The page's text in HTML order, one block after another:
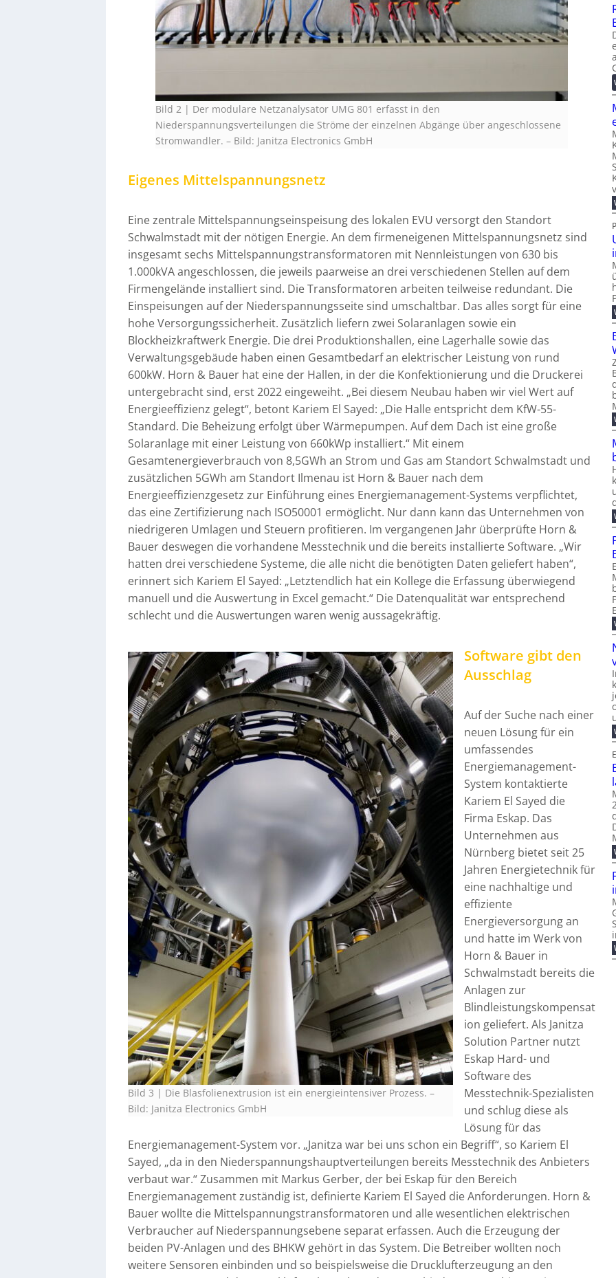
Bild 2 | Der modulare Netzanalysator UMG 801 erfasst in den
Niederspannungsverteilungen die Ströme der einzelnen Abgänge über angeschlossene
Stromwandler. – Bild: Janitza Electronics GmbH
Eigenes Mittelspannungsnetz
Eine zentrale Mittelspannungseinspeisung des lokalen EVU versorgt den Standort
Schwalmstadt mit der nötigen Energie. An dem firmeneigenen Mittelspannungsnetz sind
insgesamt sechs Mittelspannungstransformatoren mit Nennleistungen von 630 bis
1.000kVA angeschlossen, die jeweils paarweise an drei verschiedenen Stellen auf dem
Firmengelände installiert sind. Die Transformatoren arbeiten teilweise redundant. Die
Einspeisungen auf der Niederspannungsseite sind umschaltbar. Das alles sorgt für eine
hohe Versorgungssicherheit. Zusätzlich liefern zwei Solaranlagen sowie ein
Blockheizkraftwerk Energie. Die drei Produktionshallen, eine Lagerhalle sowie das
Verwaltungsgebäude haben einen Gesamtbedarf an elektrischer Leistung von rund
600kW. Horn & Bauer hat eine der Hallen, in der die Konfektionierung und die Druckerei
untergebracht sind, erst 2022 eingeweiht. „Bei diesem Neubau haben wir viel Wert auf
Energieeffizienz gelegt“, betont Kariem El Sayed: „Die Halle entspricht dem KfW-55-
Standard. Die Beheizung erfolgt über Wärmepumpen. Auf dem Dach ist eine große
Solaranlage mit einer Leistung von 660kWp installiert.“ Mit einem
Gesamtenergieverbrauch von 8,5GWh an Strom und Gas am Standort Schwalmstadt und
zusätzlichen 5GWh am Standort Ilmenau ist Horn & Bauer nach dem
Energieeffizienzgesetz zur Einführung eines Energiemanagement-Systems verpflichtet,
das eine Zertifizierung nach ISO50001 ermöglicht. Nur dann kann das Unternehmen von
niedrigeren Umlagen und Steuern profitieren. Im vergangenen Jahr überprüfte Horn &
Bauer deswegen die vorhandene Messtechnik und die bereits installierte Software. „Wir
hatten drei verschiedene Systeme, die alle nicht die benötigten Daten geliefert haben“,
erinnert sich Kariem El Sayed: „Letztendlich hat ein Kollege die Erfassung überwiegend
manuell und die Auswertung in Excel gemacht.“ Die Datenqualität war entsprechend
schlecht und die Auswertungen waren wenig aussagekräftig.
Bild 3 | Die Blasfolienextrusion ist ein energieintensiver Prozess. –
Bild: Janitza Electronics GmbH
Software gibt den
Ausschlag
Auf der Suche nach einer
neuen Lösung für ein
umfassendes
Energiemanagement-
System kontaktierte
Kariem El Sayed die
Firma Eskap. Das
Unternehmen aus
Nürnberg bietet seit 25
Jahren Energietechnik für
eine nachhaltige und
effiziente
Energieversorgung an
und hatte im Werk von
Horn & Bauer in
Schwalmstadt bereits die
Anlagen zur
Blindleistungskompensat
ion geliefert. Als Janitza
Solution Partner nutzt
Eskap Hard- und
Software des
Messtechnik-Spezialisten
und schlug diese als
Lösung für das
Energiemanagement-System vor. „Janitza war bei uns schon ein Begriff“, so Kariem El
Sayed, „da in den Niederspannungshauptverteilungen bereits Messtechnik des Anbieters
verbaut war.“ Zusammen mit Markus Gerber, der bei Eskap für den Bereich
Energiemanagement zuständig ist, definierte Kariem El Sayed die Anforderungen. Horn &
Bauer wollte die Mittelspannungstransformatoren und alle wesentlichen elektrischen
Verbraucher auf Niederspannungsebene separat erfassen. Auch die Erzeugung der
beiden PV-Anlagen und des BHKW gehört in das System. Die Betreiber wollten noch
weitere Sensoren einbinden und so beispielsweise die Drucklufterzeugung an den